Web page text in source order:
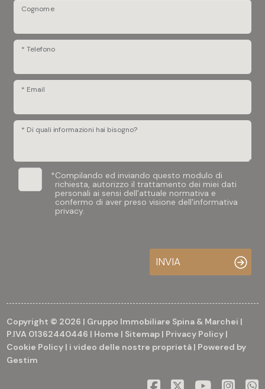
Cognome
* Telefono
* Email
* Di quali informazioni hai bisogno?
*Compilando ed inviando questo modulo di
richiesta, autorizzo il trattamento dei miei dati
personali ai sensi dell'attuale normativa e
confermo di aver preso visione dell'informativa
privacy.
INVIA
Copyright © 2026 | Gruppo Immobiliare Spina & Marchei |
P.IVA 01362440446 | Home | Sitemap | Privacy Policy |
Cookie Policy | i video delle nostre proprietà | Powered by
Gestim